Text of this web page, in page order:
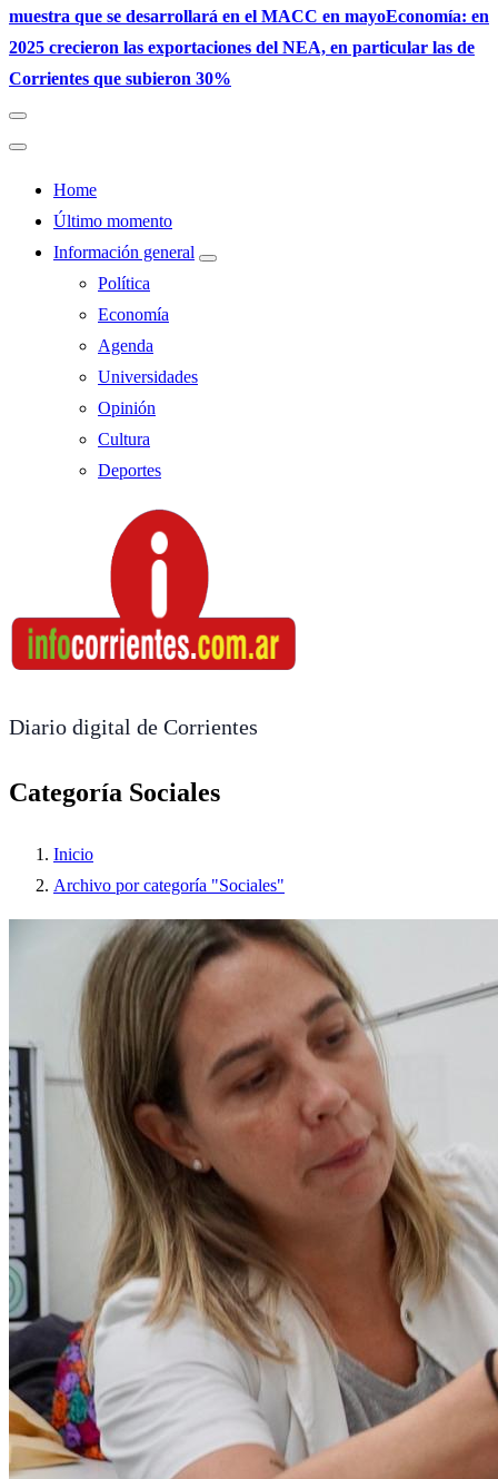
muestra que se desarrollará en el MACC en mayoEconomía: en
2025 crecieron las exportaciones del NEA, en particular las de
Corrientes que subieron 30%
Home
Último momento
Información general
Política
Economía
Agenda
Universidades
Opinión
Cultura
Deportes
Diario digital de Corrientes
Categoría Sociales
Inicio
Archivo por categoría "Sociales"